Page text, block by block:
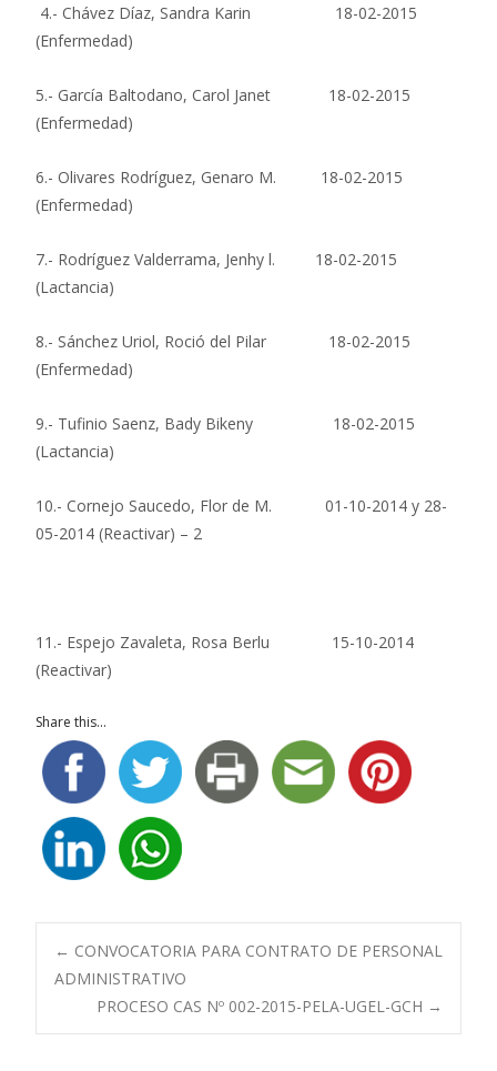
4.- Chávez Díaz, Sandra Karin 18-02-2015
(Enfermedad)
5.- García Baltodano, Carol Janet 18-02-2015
(Enfermedad)
6.- Olivares Rodríguez, Genaro M. 18-02-2015
(Enfermedad)
7.- Rodríguez Valderrama, Jenhy l. 18-02-2015
(Lactancia)
8.- Sánchez Uriol, Roció del Pilar 18-02-2015
(Enfermedad)
9.- Tufinio Saenz, Bady Bikeny 18-02-2015
(Lactancia)
10.- Cornejo Saucedo, Flor de M. 01-10-2014 y 28-
05-2014 (Reactivar) – 2
11.- Espejo Zavaleta, Rosa Berlu 15-10-2014
(Reactivar)
Share this...
Navegación
de
← CONVOCATORIA PARA CONTRATO DE PERSONAL
ADMINISTRATIVO
PROCESO CAS Nº 002-2015-PELA-UGEL-GCH →